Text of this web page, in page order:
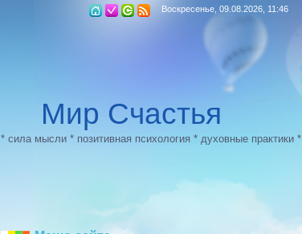
Воскресенье, 09.08.2026, 11:46
Мир Счастья
* сила мысли * позитивная психология * духовные практики *